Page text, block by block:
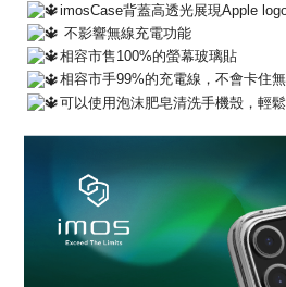
imosCase背蓋高透光展現Apple
不影響無線充電功能
相容市售100%的螢幕玻璃貼
相容市手99%的充電線，不會卡住
可以使用泡沫肥皂清洗手機殼，輕